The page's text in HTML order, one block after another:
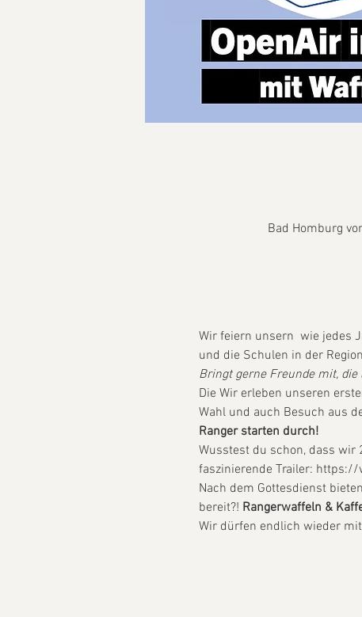
Bad Homburg
Wir feiern unsern wie jedes
und die Schulen in der
Bringt gerne Freunde mit,
Die Wir erleben unseren
Wahl und auch Besuch aus
Ranger starten durch!
Wusstest du schon, dass wir
faszinierende Trailer: https://
Nach dem Gottesdienst
bereit?! Rangerwaffeln &
Wir dürfen endlich wieder